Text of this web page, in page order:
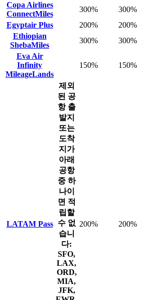
Copa Airlines
ConnectMiles
300% 300%
Egyptair Plus
200% 200%
Ethiopian
ShebaMiles
300% 300%
Eva Air
Infinity
MileageLands
150% 150%
LATAM Pass
제외
된 공
항 출
발지
또는
도착
지가
아래
공항
중 하
나이
면 적
립할
수 없
습니
다:
SFO,
LAX,
ORD,
MIA,
JFK,
200% 200%